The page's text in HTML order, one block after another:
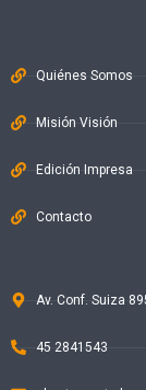
Quiénes Somos
Misión Visión
Edición Impresa
Contacto
Av. Conf. Suiza
45 2841543